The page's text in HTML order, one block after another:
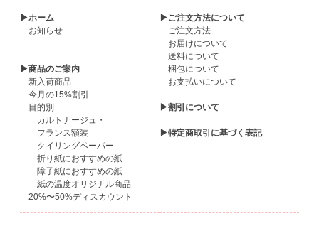
▶ホーム
お知らせ
▶商品のご案内
新入荷商品
今月の15%割引
目的別
カルトナージュ・
フランス額装
クイリングペーパー
折り紙におすすめの紙
障子紙におすすめの紙
紙の温度オリジナル商品
20%〜50%ディスカウント
▶ご注文方法について
ご注文方法
お届けについて
送料について
梱包について
お支払いについて
▶割引について
▶特定商取引に基づく表記